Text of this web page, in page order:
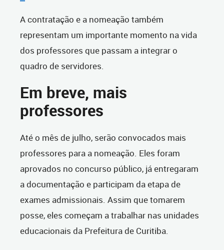
A contratação e a nomeação também
representam um importante momento na vida
dos professores que passam a integrar o
quadro de servidores.
Em breve, mais
professores
Até o mês de julho, serão convocados mais
professores para a nomeação. Eles foram
aprovados no concurso público, já entregaram
a documentação e participam da etapa de
exames admissionais. Assim que tomarem
posse, eles começam a trabalhar nas unidades
educacionais da Prefeitura de Curitiba.